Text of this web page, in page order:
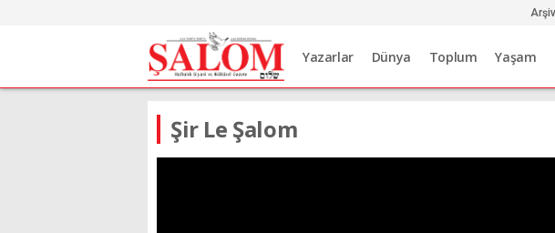
Arşiv
Yazarlar Dünya Toplum Yaşam
Şir Le Şalom